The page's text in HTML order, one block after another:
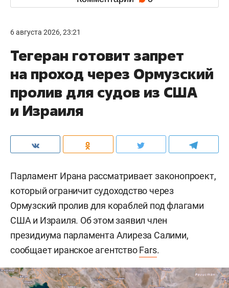
6 августа 2026, 23:21
Тегеран готовит запрет
на проход через Ормузский
пролив для судов из США
и Израиля
Парламент Ирана рассматривает законопроект,
который ограничит судоходство через
Ормузский пролив для кораблей под флагами
США и Израиля. Об этом заявил член
президиума парламента Алиреза Салими,
сообщает иранское агентствоFars.